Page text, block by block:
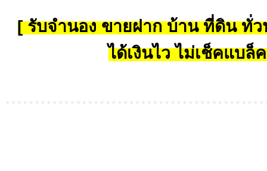
[ รับจำนอง ขายฝาก บ้าน ที่ดิน ทั่ว
ได้เงินไว ไม่เช็คแบล็